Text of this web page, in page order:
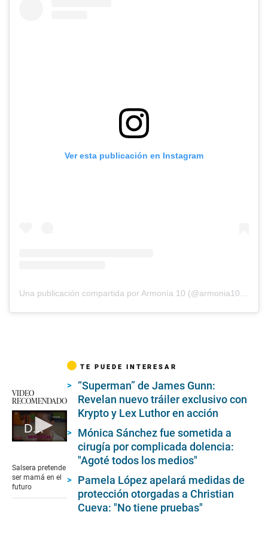
Ver esta publicación en Instagram
VIDEO
RECOMENDADO
Daniela Darcourt congela óvulos
of
2
minutes,
Salsera pretende
ser mamá en el
futuro
TE PUEDE INTERESAR
“Superman” de James Gunn:
Revelan nuevo tráiler exclusivo con
Krypto y Lex Luthor en acción
Mónica Sánchez fue sometida a
cirugía por complicada dolencia:
"Agoté todos los medios"
Pamela López apelará medidas de
protección otorgadas a Christian
Cueva: "No tiene pruebas"